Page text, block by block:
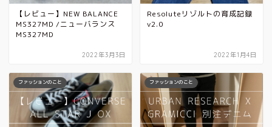
【レビュー】NEW BALANCE
MS327MD /ニューバランス
MS327MD
2022年3月3日
Resoluteリゾルトの育成記録
v2.0
2022年1月4日
ファッションのこと ファッションのこと